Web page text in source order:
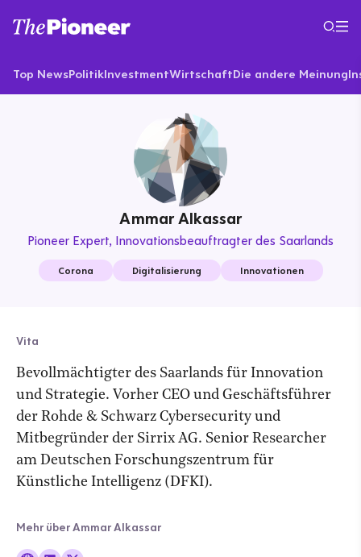
Top NewsPolitikInvestmentWirtschaftDie andere Meinung
Ammar Alkassar
Pioneer Expert Innovationsbeauftragter des Saarlands
Corona Digitalisierung Innovationen
Vita
Bevollmächtigter des Saarlands für Innovation
und Strategie. Vorher CEO und Geschäftsführer
der Rohde & Schwarz Cybersecurity und
Mitbegründer der Sirrix AG. Senior Researcher
am Deutschen Forschungszentrum für
Künstliche Intelligenz (DFKI).
Mehr über Ammar Alkassar